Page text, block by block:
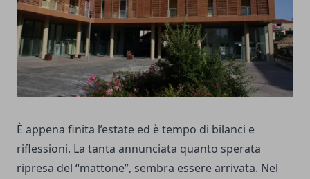
È appena finita l’estate ed è tempo di bilanci e
riflessioni. La tanta annunciata quanto sperata
ripresa del “mattone”, sembra essere arrivata. Nel